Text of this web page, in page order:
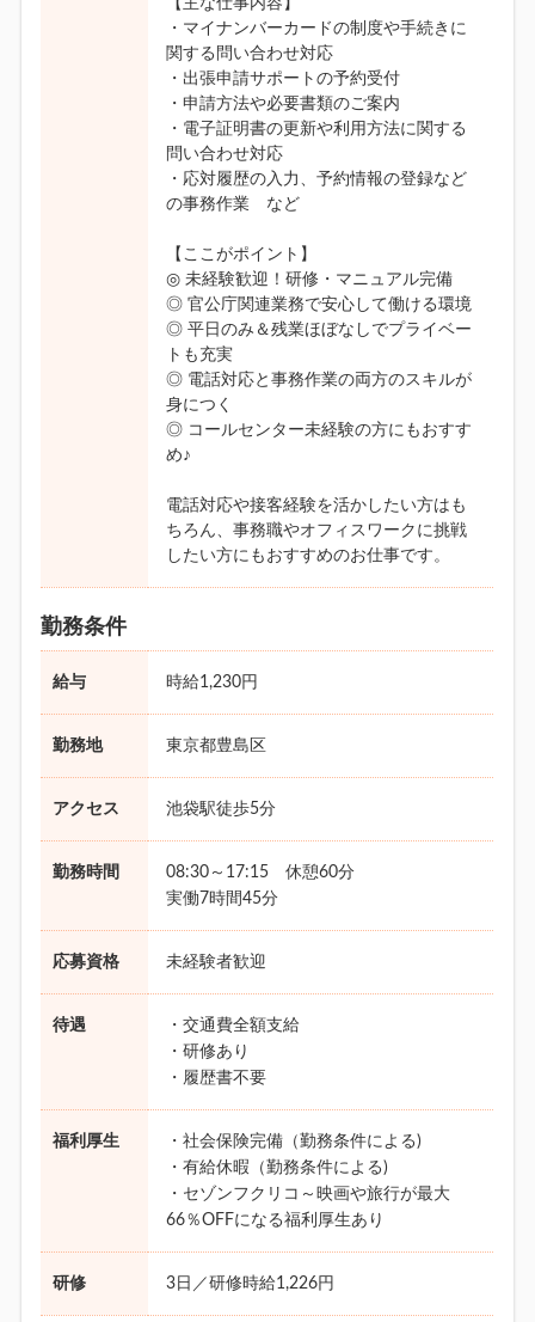
【主な仕事内容】
・マイナンバーカードの制度や手続きに
関する問い合わせ対応
・出張申請サポートの予約受付
・申請方法や必要書類のご案内
・電子証明書の更新や利用方法に関する
問い合わせ対応
・応対履歴の入力、予約情報の登録など
の事務作業 など
【ここがポイント】
◎ 未経験歓迎！研修・マニュアル完備
◎ 官公庁関連業務で安心して働ける環境
◎ 平日のみ＆残業ほぼなしでプライベー
トも充実
◎ 電話対応と事務作業の両方のスキルが
身につく
◎ コールセンター未経験の方にもおすす
め♪
電話対応や接客経験を活かしたい方はも
ちろん、事務職やオフィスワークに挑戦
したい方にもおすすめのお仕事です。
勤務条件
給与 時給1,230円
勤務地 東京都豊島区
アクセス 池袋駅徒歩5分
勤務時間
08:30～17:15 休憩60分
実働7時間45分
応募資格 未経験者歓迎
待遇
・交通費全額支給
・研修あり
・履歴書不要
福利厚生
・社会保険完備（勤務条件による)
・有給休暇（勤務条件による)
・セゾンフクリコ～映画や旅行が最大
66％OFFになる福利厚生あり
研修 3日／研修時給1,226円